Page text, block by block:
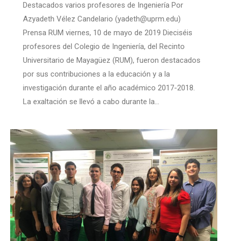
Destacados varios profesores de Ingeniería Por
Azyadeth Vélez Candelario (yadeth@uprm.edu)
Prensa RUM viernes, 10 de mayo de 2019 Dieciséis
profesores del Colegio de Ingeniería, del Recinto
Universitario de Mayagüez (RUM), fueron destacados
por sus contribuciones a la educación y a la
investigación durante el año académico 2017-2018.
La exaltación se llevó a cabo durante la…